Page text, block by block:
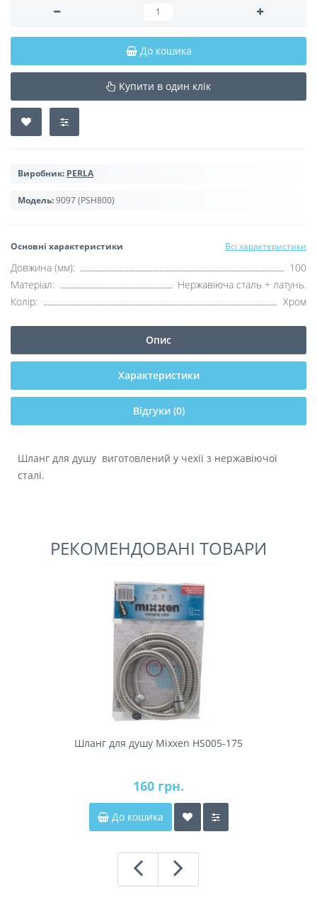
До кошика
Купити в один клік
Виробник: PERLA
Модель:9097 (PSH800)
Основні характеристики Всі характеристики
Довжина (мм):
100
Матеріал:
Нержавіюча сталь + латунь.
Колір:
Хром
Опис
Характеристики
Відгуки (0)
Шланг для душу виготовлений у чехії з нержавіючої
сталі.
РЕКОМЕНДОВАНІ ТОВАРИ
Шланг для душу Mixxen HS005-175
160 грн.
До кошика